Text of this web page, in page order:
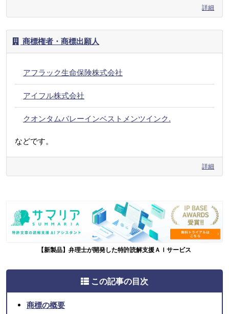
詳細
商標権者・商標出願人
アフラック生命保険株式会社
アイフル株式会社
クオンタムバレーインベストメンツインク.
などです。
詳細
【新製品】弁理士が開発した特許読解支援ＡＩサービス
この記事の目次
商標の概要